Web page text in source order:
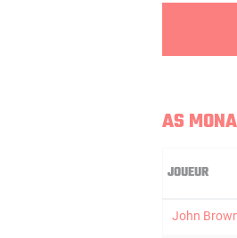
AS
JOUEUR
John